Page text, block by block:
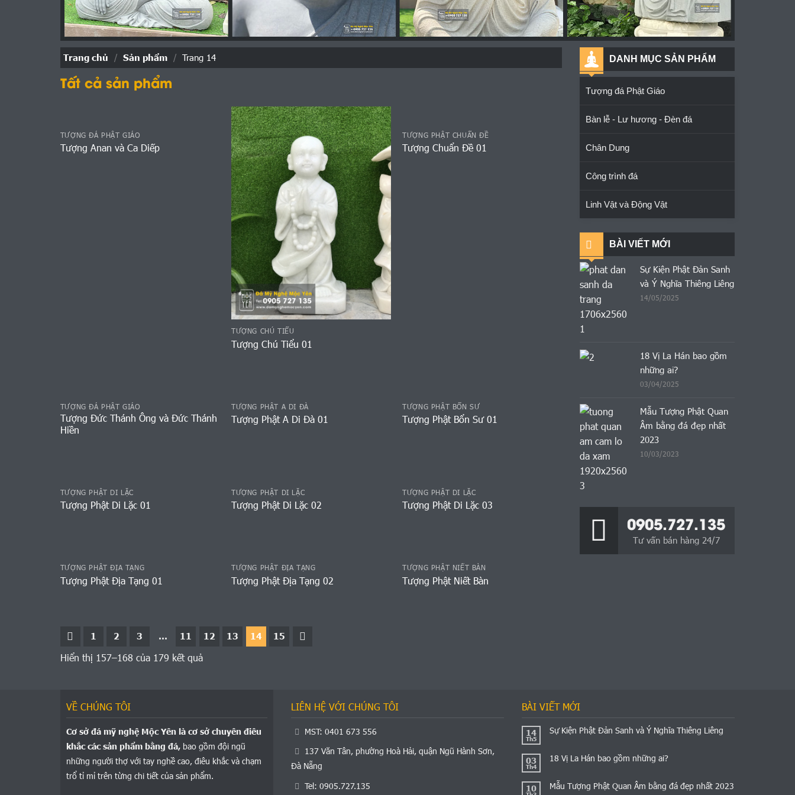
Trang chủ / Sản phẩm / Trang 14
Tất cả sản phẩm
TƯỢNG ĐÁ PHẬT GIÁO
Tượng Anan và Ca Diếp
TƯỢNG CHÚ TIỂU
Tượng Chú Tiểu 01
TƯỢNG PHẬT CHUẨN ĐỀ
Tượng Chuẩn Đề 01
TƯỢNG ĐÁ PHẬT GIÁO
Tượng Đức Thánh Ông và Đức Thánh
Hiền
TƯỢNG PHẬT A DI ĐÀ
Tượng Phật A Di Đà 01
TƯỢNG PHẬT BỔN SƯ
Tượng Phật Bổn Sư 01
TƯỢNG PHẬT DI LẶC
Tượng Phật Di Lặc 01
TƯỢNG PHẬT DI LẶC
Tượng Phật Di Lặc 02
TƯỢNG PHẬT DI LẶC
Tượng Phật Di Lặc 03
TƯỢNG PHẬT ĐỊA TẠNG
Tượng Phật Địa Tạng 01
TƯỢNG PHẬT ĐỊA TẠNG
Tượng Phật Địa Tạng 02
TƯỢNG PHẬT NIẾT BÀN
Tượng Phật Niết Bàn
1 2 3 … 11 12 13 14 15
Hiển thị 157–168 của 179 kết quả
DANH MỤC SẢN PHẨM
Tượng đá Phật Giáo
Bàn lễ - Lư hương - Đèn đá
Chân Dung
Công trình đá
Linh Vật và Động Vật
BÀI VIẾT MỚI
Sự Kiện Phật Đản Sanh
và Ý Nghĩa Thiêng Liêng
14/05/2025
18 Vị La Hán bao gồm
những ai?
03/04/2025
Mẫu Tượng Phật Quan
Âm bằng đá đẹp nhất
2023
10/03/2023
0905.727.135
Tư vấn bán hàng 24/7
VỀ CHÚNG TÔI
Cơ sở đá mỹ nghệ Mộc Yên là cơ sở chuyên điêu
khắc các sản phẩm bằng đá, bao gồm đội ngũ
những người thợ với tay nghề cao, điêu khắc và chạm
trổ tỉ mỉ trên từng chi tiết của sản phẩm.
LIÊN HỆ VỚI CHÚNG TÔI
MST: 0401 673 556
137 Văn Tân, phường Hoà Hải, quận Ngũ Hành Sơn,
Đà Nẵng
Tel: 0905.727.135
BÀI VIẾT MỚI
14
Th5
Sự Kiện Phật Đản Sanh và Ý Nghĩa Thiêng Liêng
03
Th4
18 Vị La Hán bao gồm những ai?
10 Mẫu Tượng Phật Quan Âm bằng đá đẹp nhất 2023